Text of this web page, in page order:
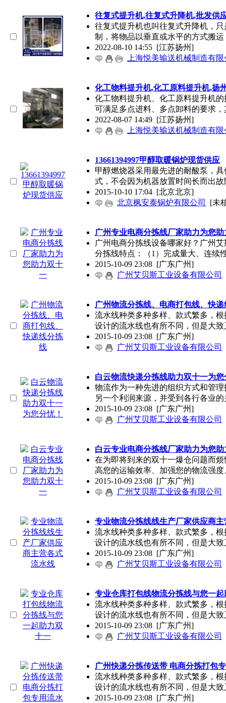
往复式提升机,往复式升降机,批发供
往复式提升机也叫往复式升降机，
制，将物品以垂直或水平的方式搬运
2022-08-10 14:55 [江苏扬州]
上海悦美输送机械制造有
化工物料提升机,化工原料提升机,扬
化工物料提升机、化工原料提升机
可满足多点进料、多点卸料的要求，
2022-08-07 14:49 [江苏扬州]
上海悦美输送机械制造有
13661394997甲醇取暖锅炉现货供应
甲醇燃烧器采用最先进的耐酸泵，
式，不会因为机器放置时间长而出故
2015-10-10 17:04 [北京北京]
北京枫安泰锅炉有限公司
[未
广州专业电商分拣线厂家助力为您
广州电商分拣线设备哪家好？广州
分拣线特点：（1）完成量大、连续
2015-10-09 23:08 [广东广州]
广州艾贝斯工业设备有限公司
广州物流分拣线、电商打包线、快
流水线种类多种多样、款式繁多，
设计的流水线也有所不同，但是大致
2015-10-09 23:08 [广东广州]
广州艾贝斯工业设备有限公司
白云物流快递分拣线助力双十一为您
物流作为一种先进的组织方式和管
另一个利润来源，并受到各行各业的
2015-10-09 23:08 [广东广州]
广州艾贝斯工业设备有限公司
白云专业电商分拣线厂家助力为您
在为即将到来的双十一爆仓问题而
高您的运输效率、加强您的物流强度
2015-10-09 23:08 [广东广州]
广州艾贝斯工业设备有限公司
专业物流分拣线线生产厂家供应商
流水线种类多种多样、款式繁多，
设计的流水线也有所不同，但是大致
2015-10-09 23:08 [广东广州]
广州艾贝斯工业设备有限公司
专业仓库打包线物流分拣线与您一
流水线种类多种多样、款式繁多，
设计的流水线也有所不同，但是大致
2015-10-09 23:08 [广东广州]
广州艾贝斯工业设备有限公司
广州快递分拣传送带 电商分拣打包
流水线种类多种多样、款式繁多，
设计的流水线也有所不同，但是大致
2015-10-09 23:08 [广东广州]